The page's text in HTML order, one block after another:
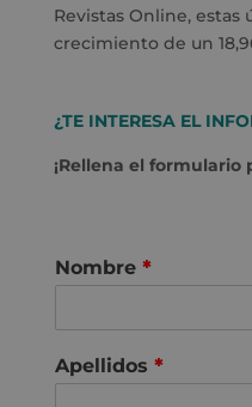
Revistas Online, estas
crecimiento de un
¿TE INTERESA EL
¡Rellena el formulario
Nombre *
Apellidos *